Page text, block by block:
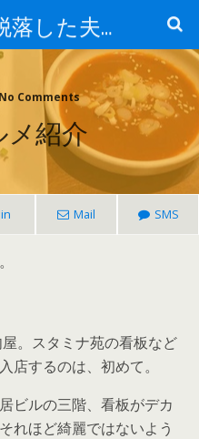
出世競争から脱落した夫と妻の日常
No Comments
紹介
Mail SMS
。スタミナ苑の看板など
店するのは、初めて。
ビルの三階、看板がデカ
れほど綺麗ではないよう